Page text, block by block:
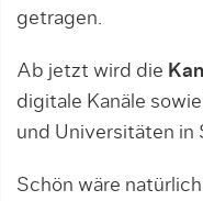
getragen.
Ab jetzt wird die
digitale Kanäle
und Universitäten in
Schön wäre